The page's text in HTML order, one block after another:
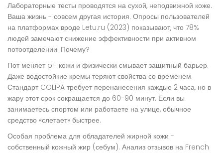
Лабораторные тесты проводятся на сухой, неподвижной коже.
Ваша жизнь - совсем другая история. Опросы пользователей
на платформах вроде Letu.ru (2023) показывают, что 78%
людей замечают снижение эффективности при активном
потоотделении. Почему?
Пот меняет pH кожи и физически смывает защитный барьер.
Даже водостойкие кремы теряют свойства со временем.
Стандарт COLIPA требует перенанесения каждые 2 часа, но в
жару этот срок сокращается до 60-90 минут. Если вы
занимаетесь спортом или работаете на улице, обычное
средство «слетает» быстрее.
Особая проблема для обладателей жирной кожи -
собственный кожный жир (себум). Анализ отзывов на French